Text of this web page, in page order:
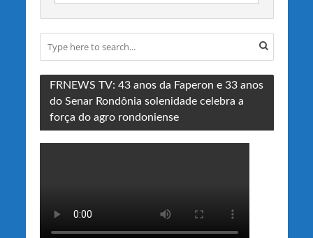
FRNEWS TV: 43 anos da Faperon e 33 anos
do Senar Rondônia solenidade celebra a
força do agro rondoniense